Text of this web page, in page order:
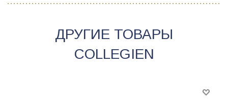
ДРУГИЕ ТОВАРЫ
COLLEGIEN